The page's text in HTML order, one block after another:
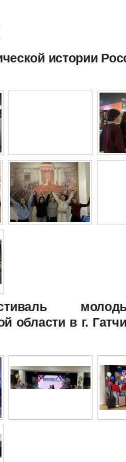
истории
области в г.